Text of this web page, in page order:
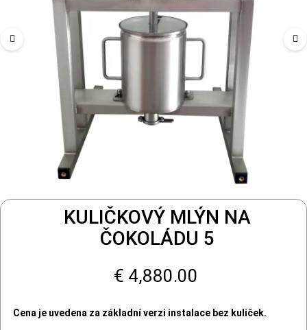
KULIČKOVÝ MLÝN NA
ČOKOLÁDU 5
€ 4,880.00
Cena je uvedena za základní verzi instalace bez kuliček.